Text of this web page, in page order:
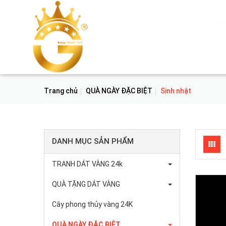
Trang chủ QUÀ NGÀY ĐẶC BIỆT Sinh nhật
DANH MỤC SẢN PHẨM
TRANH DÁT VÀNG 24k
QUÀ TẶNG DÁT VÀNG
Cây phong thủy vàng 24K